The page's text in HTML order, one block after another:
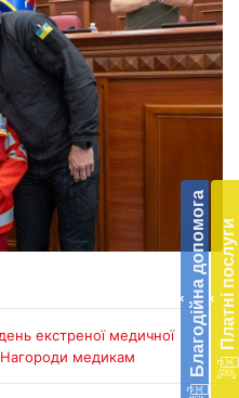
‹ Благодійна допомога ‹ Платні послуги
екстреної медичної
медикам